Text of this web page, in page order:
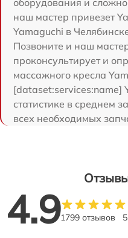
наш мастер привезет
Yamaguchi в
Позвоните и наш
проконсультирует и
массажного кресла
[dataset:services:name]
статистике в среднем
всех необходимых
4.91799 отзывов